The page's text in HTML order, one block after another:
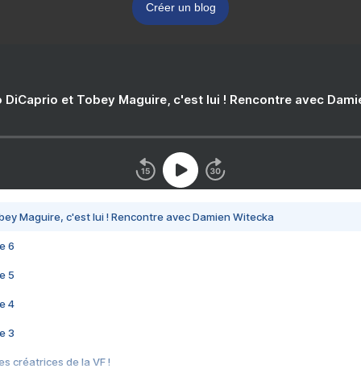
Créer un blog
DiCaprio et Tobey Maguire, c'est lui ! Rencontre avec
Maguire, c'est lui ! Rencontre avec Damien Witecka
6
5
4
3
créatrices de la VF !